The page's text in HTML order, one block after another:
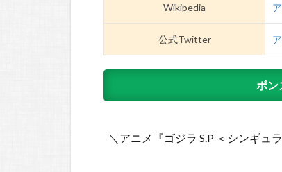
Wikipedia
公式Twitter
ボン
＼アニメ『ゴジラ S.P ＜シンギュ